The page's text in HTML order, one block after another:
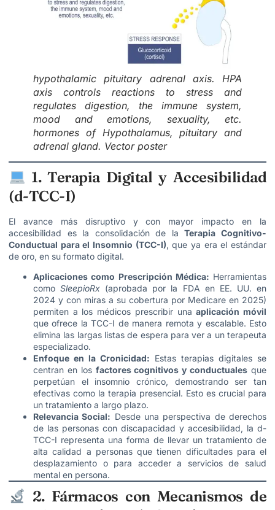
hypothalamic pituitary adrenal axis. HPA
axis controls reactions to stress and
regulates digestion, the immune system,
mood and emotions, sexuality, etc.
hormones of Hypothalamus, pituitary and
adrenal gland. Vector poster
1. Terapia Digital y Accesibilidad
(d-TCC-I)
El avance más disruptivo y con mayor impacto en la
accesibilidad es la consolidación de laTerapia Cognitivo-
Conductual para el Insomnio (TCC-I), que ya era el estándar
de oro, en su formato digital.
Aplicaciones como Prescripción Médica: Herramientas
comoSleepioRx (aprobada por la FDA en EE. UU. en
2024 y con miras a su cobertura por Medicare en 2025)
permiten a los médicos prescribir unaaplicación móvil
que ofrece la TCC-I de manera remota y escalable. Esto
elimina las largas listas de espera para ver a un terapeuta
especializado.
Enfoque en la Cronicidad: Estas terapias digitales se
centran en los factores cognitivos y conductuales que
perpetúan el insomnio crónico, demostrando ser tan
efectivas como la terapia presencial. Esto es crucial para
un tratamiento a largo plazo.
Relevancia Social: Desde una perspectiva de derechos
de las personas con discapacidad y accesibilidad, la d-
TCC-I representa una forma de llevar un tratamiento de
alta calidad a personas que tienen dificultades para el
desplazamiento o para acceder a servicios de salud
mental en persona.
2. Fármacos con Mecanismos de